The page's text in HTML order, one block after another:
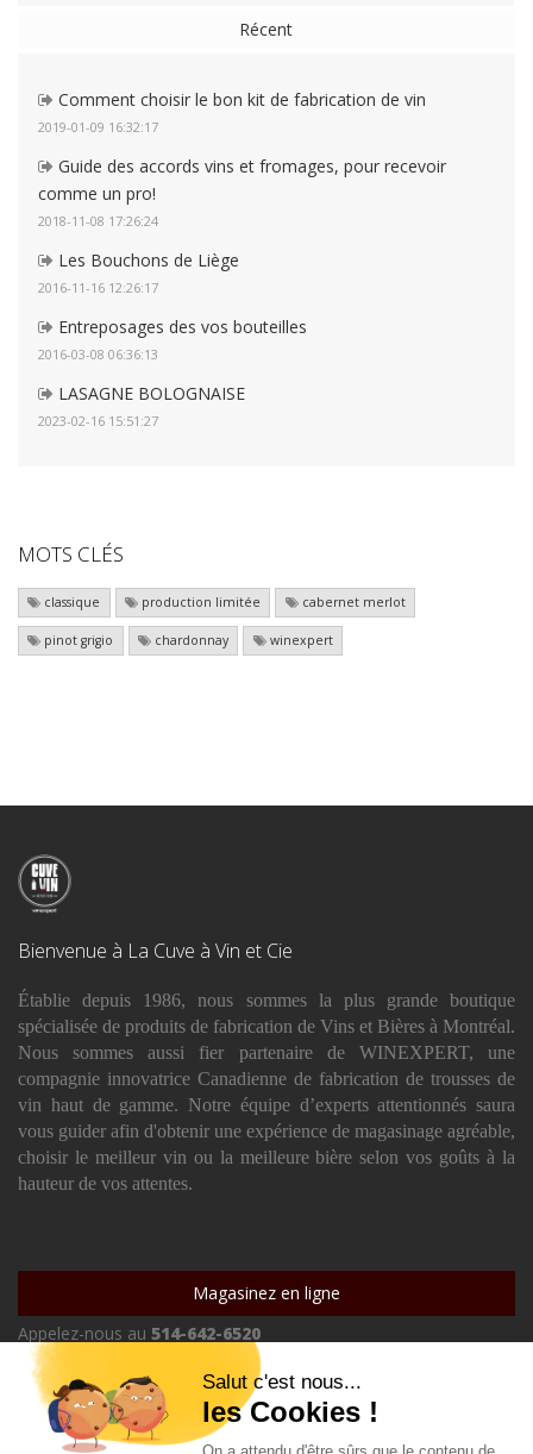
Récent
Comment choisir le bon kit de fabrication de vin
2019-01-09 16:32:17
Guide des accords vins et fromages, pour recevoir
comme un pro!
2018-11-08 17:26:24
Les Bouchons de Liège
2016-11-16 12:26:17
Entreposages des vos bouteilles
2016-03-08 06:36:13
LASAGNE BOLOGNAISE
2023-02-16 15:51:27
MOTS CLÉS
classique production limitée cabernet merlot
pinot grigio chardonnay winexpert
Bienvenue à La Cuve à Vin et Cie
Établie depuis 1986, nous sommes la plus grande boutique
spécialisée de produits de fabrication de Vins et Bières à Montréal.
Nous sommes aussi fier partenaire de WINEXPERT, une
compagnie innovatrice Canadienne de fabrication de trousses de
vin haut de gamme. Notre équipe d’experts attentionnés saura
vous guider afin d'obtenir une expérience de magasinage agréable,
choisir le meilleur vin ou la meilleure bière selon vos goûts à la
hauteur de vos attentes.
Magasinez en ligne
Appelez-nous au 514-642-6520
Inscrivez-vous à notre infolettre